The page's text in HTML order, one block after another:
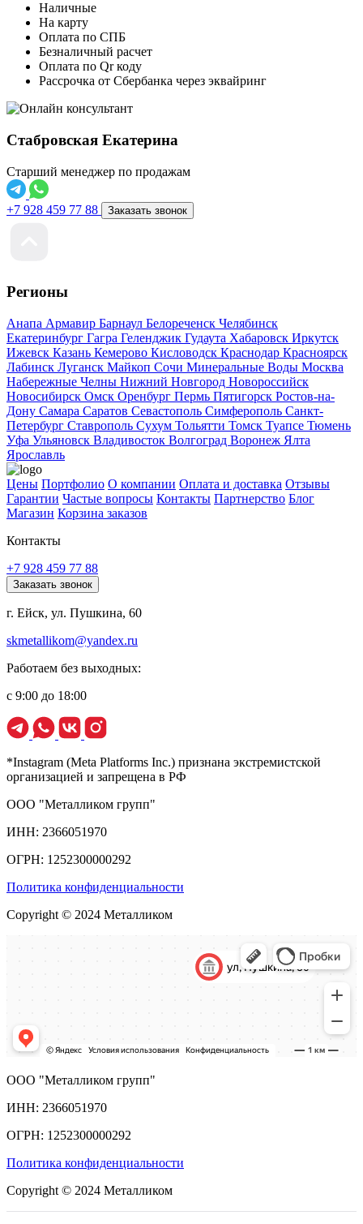
Наличные
На карту
Оплата по СПБ
Безналичный расчет
Оплата по Qr коду
Рассрочка от Сбербанка через эквайринг
Стабровская Екатерина
Старший менеджер по продажам
+7 928 459 77 88 Заказать звонок
Регионы
Анапа Армавир Барнаул Белореченск Челябинск
Екатеринбург Гагра Геленджик Гудаута Хабаровск Иркутск
Ижевск Казань Кемерово Кисловодск Краснодар Красноярск
Лабинск Луганск Майкоп Сочи Минеральные Воды Москва
Набережные Челны Нижний Новгород Новороссийск
Новосибирск Омск Оренбург Пермь Пятигорск Ростов-на-
Дону Самара Саратов Севастополь Симферополь Санкт-
Петербург Ставрополь Сухум Тольятти Томск Туапсе Тюмень
Уфа Ульяновск Владивосток Волгоград Воронеж Ялта
Ярославль
Цены Портфолио О компании Оплата и доставка Отзывы
Гарантии Частые вопросы Контакты Партнерство Блог
Магазин Корзина заказов
Контакты
+7 928 459 77 88
Заказать звонок
г. Ейск, ул. Пушкина, 60
skmetallikom@yandex.ru
Работаем без выходных:
с 9:00 до 18:00
*Instagram (Meta Platforms Inc.) признана экстремистской
организацией и запрещена в РФ
ООО "Металликом групп"
ИНН: 2366051970
ОГРН: 1252300000292
Политика конфиденциальности
Copyright © 2024 Металликом
ООО "Металликом групп"
ИНН: 2366051970
ОГРН: 1252300000292
Политика конфиденциальности
Copyright © 2024 Металликом